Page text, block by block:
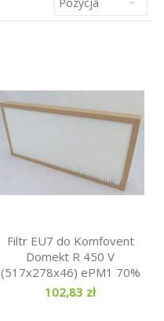
Filtr EU7 do Komfovent
Domekt R 450 V
(517x278x46) ePM1 70%
102,83 zł